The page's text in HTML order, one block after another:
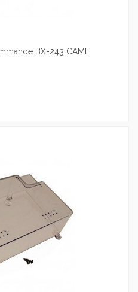
BX-243 CAME